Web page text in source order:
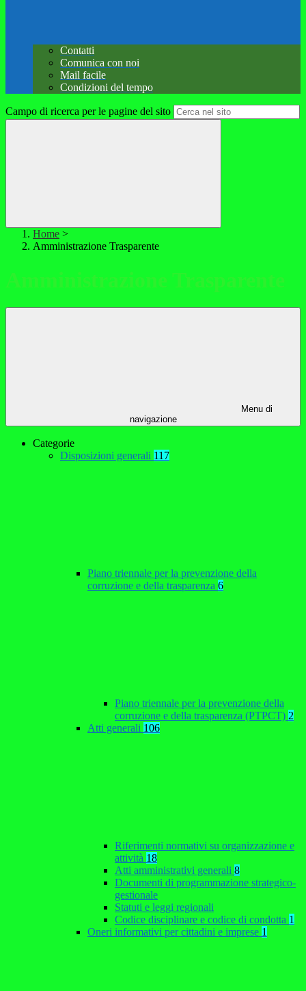
Contatti
Comunica con noi
Mail facile
Condizioni del tempo
Campo di ricerca per le pagine del sito
Home >
Amministrazione Trasparente
Amministrazione Trasparente
Menu di
navigazione
Categorie
Disposizioni generali 117
Piano triennale per la prevenzione della
corruzione e della trasparenza 6
Piano triennale per la prevenzione della
corruzione e della trasparenza (PTPCT) 2
Atti generali 106
Riferimenti normativi su organizzazione e
attività 18
Atti amministrativi generali 8
Documenti di programmazione strategico-
gestionale
Statuti e leggi regionali
Codice disciplinare e codice di condotta 1
Oneri informativi per cittadini e imprese 1